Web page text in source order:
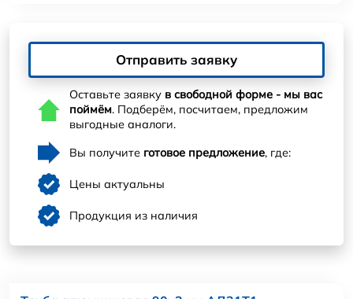
Отправить заявку
Оставьте заявку в свободной форме - мы вас
поймём. Подберём, посчитаем, предложим
выгодные аналоги.
Вы получите готовое предложение, где:
Цены актуальны
Продукция из наличия